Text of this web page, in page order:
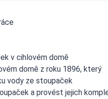
v cihlovém domě
domě z roku 1896, který
vody ze stoupaček
a provést jejich